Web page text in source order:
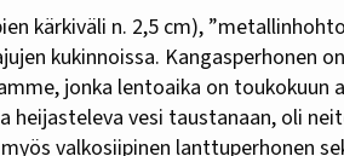
kärkiväli n. 2,5 cm),
kukinnoissa. Kangasperhonen
jonka lentoaika on toukokuun
heijasteleva vesi taustanaan, oli
valkosiipinen lanttuperhonen